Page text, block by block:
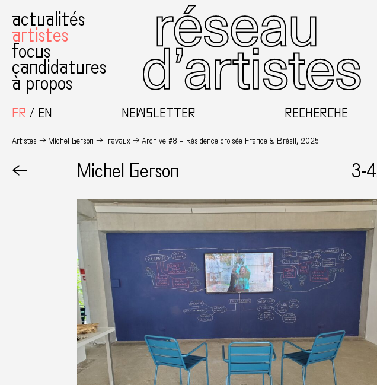
actualités
artistes
focus
candidatures
à propos
FR
EN NEWSLETTER RECHERCHE
Artistes Michel Gerson Travaux Archive #8 – Résidence croisée France & Brésil, 2025
← Michel Gerson 3-4